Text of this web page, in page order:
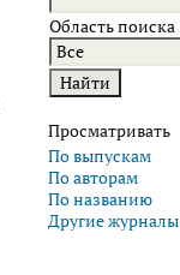
Область поиска
Просматривать
По выпускам
По авторам
По названию
Другие журналы